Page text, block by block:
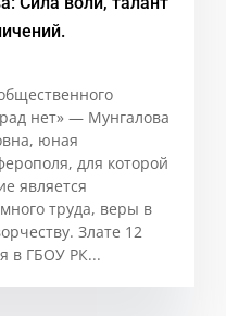
нет» — Мунгалова
юная
для которой
является
труда, веры в
Злате 12
в ГБОУ РК...